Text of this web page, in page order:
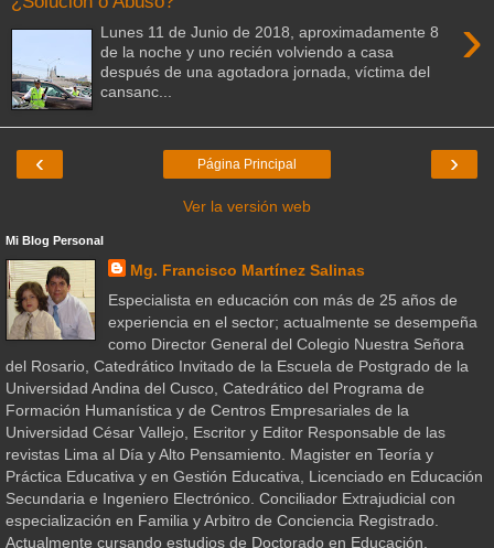
›
Lunes 11 de Junio de 2018, aproximadamente 8
de la noche y uno recién volviendo a casa
después de una agotadora jornada, víctima del
cansanc...
‹ ›
Página Principal
Ver la versión web
Mi Blog Personal
Mg. Francisco Martínez Salinas
Especialista en educación con más de 25 años de
experiencia en el sector; actualmente se desempeña
como Director General del Colegio Nuestra Señora
del Rosario, Catedrático Invitado de la Escuela de Postgrado de la
Universidad Andina del Cusco, Catedrático del Programa de
Formación Humanística y de Centros Empresariales de la
Universidad César Vallejo, Escritor y Editor Responsable de las
revistas Lima al Día y Alto Pensamiento. Magister en Teoría y
Práctica Educativa y en Gestión Educativa, Licenciado en Educación
Secundaria e Ingeniero Electrónico. Conciliador Extrajudicial con
especialización en Familia y Arbitro de Conciencia Registrado.
Actualmente cursando estudios de Doctorado en Educación.